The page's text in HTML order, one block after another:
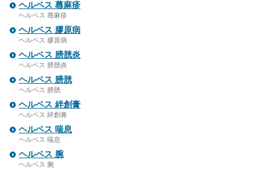
ヘルペス 蕁麻疹
ヘルペス 蕁麻疹
ヘルペス 膠原病
ヘルペス 膠原病
ヘルペス 膀胱炎
ヘルペス 膀胱炎
ヘルペス 膀胱
ヘルペス 膀胱
ヘルペス 絆創膏
ヘルペス 絆創膏
ヘルペス 喘息
ヘルペス 喘息
ヘルペス 腕
ヘルペス 腕